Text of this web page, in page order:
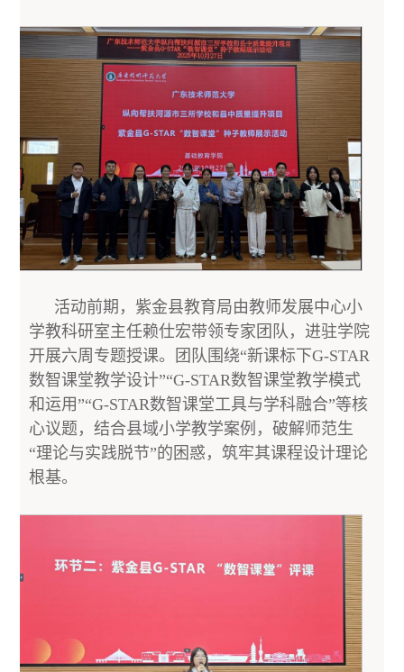
活动前期，紫金县教育局由教师发展中心小
学教科研室主任赖仕宏带领专家团队，进驻学院
开展六周专题授课。团队围绕“新课标下G-STAR
数智课堂教学设计”“G-STAR数智课堂教学模式
和运用”“G-STAR数智课堂工具与学科融合”等核
心议题，结合县域小学教学案例，破解师范生
“理论与实践脱节”的困惑，筑牢其课程设计理论
根基。